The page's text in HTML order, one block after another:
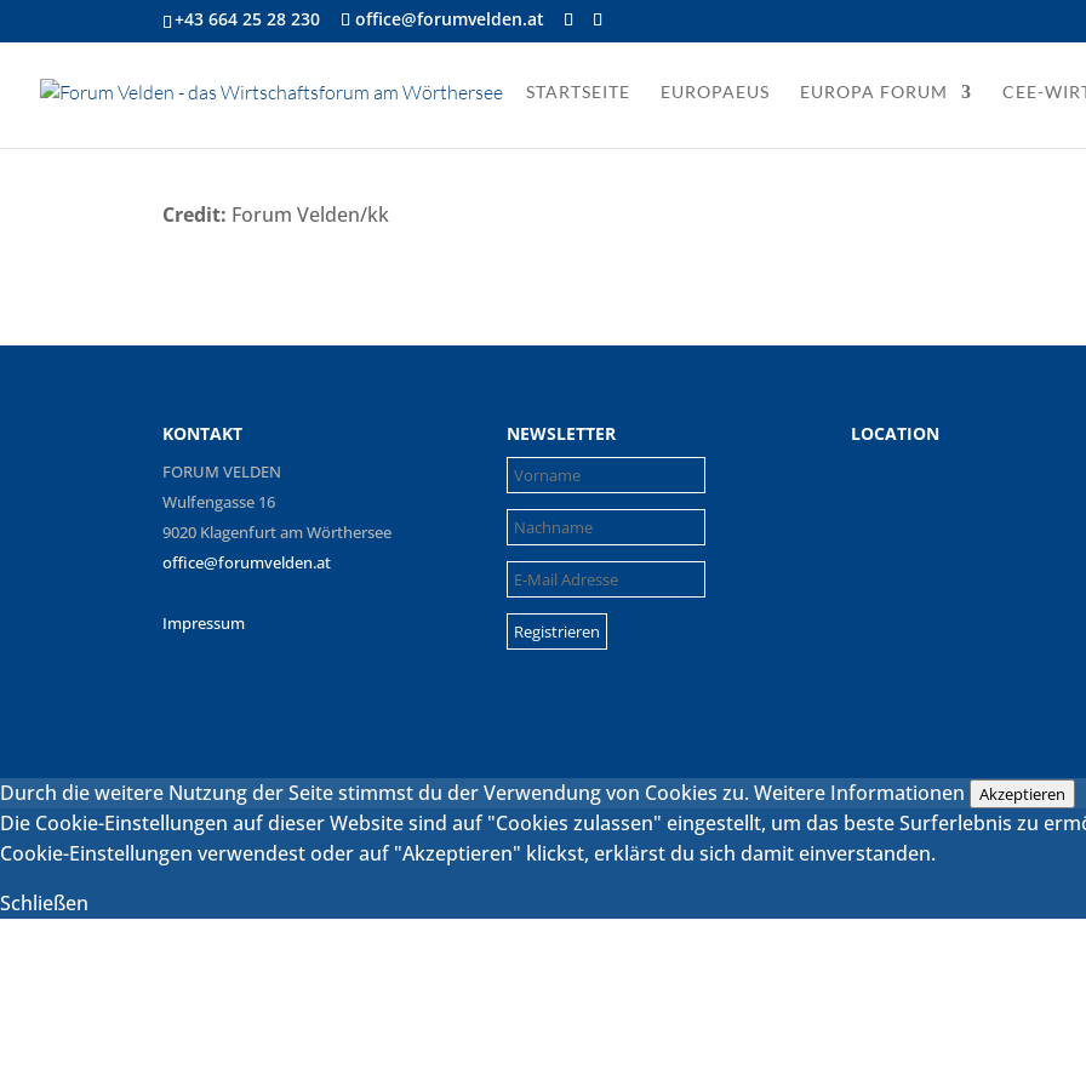
+43 664 25 28 230 office@forumvelden.at
STARTSEITE EUROPAEUS EUROPA FORUM CEE-
Credit: Forum Velden/kk
KONTAKT
FORUM VELDEN
Wulfengasse 16
9020 Klagenfurt am Wörthersee
office@forumvelden.at
Impressum
NEWSLETTER LOCATION
Durch die weitere Nutzung der Seite stimmst du der Verwendung von Cookies zu. Weitere Informationen Akzeptieren
Die Cookie-Einstellungen auf dieser Website sind auf "Cookies zulassen" eingestellt, um das beste Surferlebnis zu
Cookie-Einstellungen verwendest oder auf "Akzeptieren" klickst, erklärst du sich damit einverstanden.
Schließen